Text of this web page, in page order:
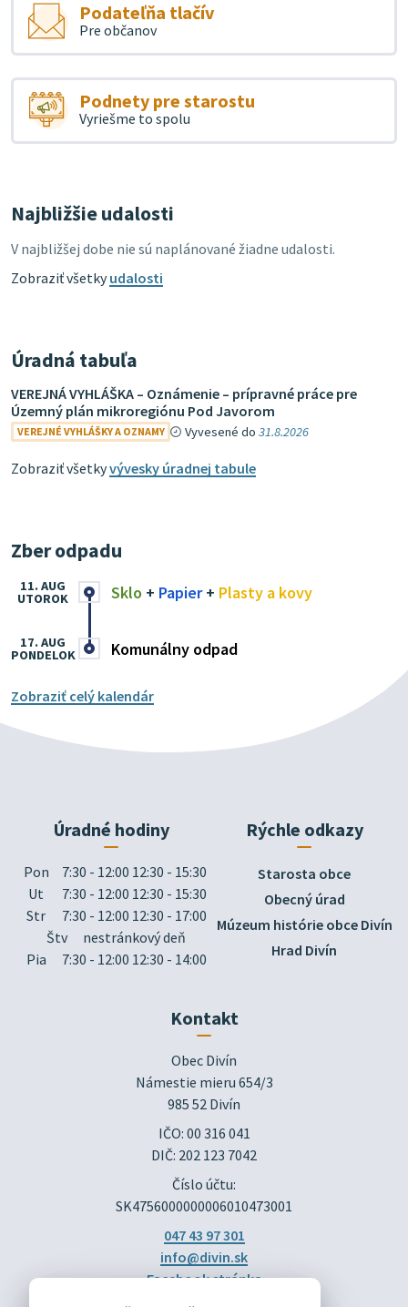
Podateľňa tlačív
Pre občanov
Podnety pre starostu
Vyriešme to spolu
Najbližšie udalosti
V najbližšej dobe nie sú naplánované žiadne udalosti.
Zobraziť všetkyudalosti
Úradná tabuľa
VEREJNÁ VYHLÁŠKA – Oznámenie – prípravné práce pre
Územný plán mikroregiónu Pod Javorom
VEREJNÉ VYHLÁŠKY A OZNAMY Vyvesené do31.8.2026
Zobraziť všetkyvývesky úradnej tabule
Zber odpadu
Sklo + Papier+ Plasty a kovy
11. AUG
UTOROK
Komunálny odpad
17. AUG
PONDELOK
Zobraziť celý kalendár
Úradné hodiny
Pon
7:30 - 12:00 12:30 - 15:30
Ut
7:30 - 12:00 12:30 - 15:30
Str
7:30 - 12:00 12:30 - 17:00
Štv
nestránkový deň
Pia
7:30 - 12:00 12:30 - 14:00
Rýchle odkazy
Starosta obce
Obecný úrad
Múzeum histórie obce Divín
Hrad Divín
Kontakt
Obec Divín
Námestie mieru 654/3
985 52 Divín
IČO: 00 316 041
DIČ: 202 123 7042
Číslo účtu:
SK4756000000006010473001
047 43 97 301
info@divin.sk
Facebook stránka